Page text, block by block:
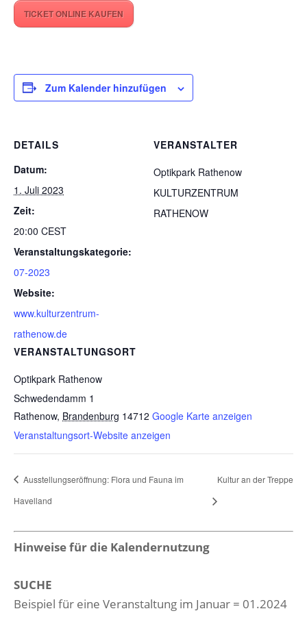
TICKET ONLINE KAUFEN
Zum Kalender hinzufügen
DETAILS
Datum:
1. Juli 2023
Zeit:
20:00 CEST
Veranstaltungskategorie:
07-2023
Website:
www.kulturzentrum-
rathenow.de
VERANSTALTUNGSORT
Optikpark Rathenow
Schwedendamm 1
Rathenow, Brandenburg 14712 Google Karte anzeigen
Veranstaltungsort-Website anzeigen
VERANSTALTER
Optikpark Rathenow
KULTURZENTRUM
RATHENOW
Ausstellungseröffnung: Flora und Fauna im
Havelland
Kultur an der Treppe
Hinweise für die Kalendernutzung
SUCHE
Beispiel für eine Veranstaltung im Januar = 01.2024